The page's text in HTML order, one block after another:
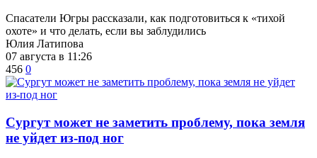
Спасатели Югры рассказали, как подготовиться к «тихой
охоте» и что делать, если вы заблудились
Юлия Латипова
07 августа в 11:26
456 0
Сургут может не заметить проблему, пока земля
не уйдет из-под ног